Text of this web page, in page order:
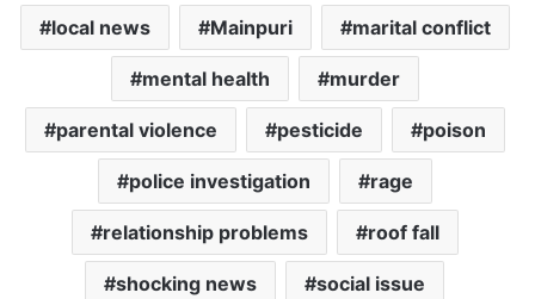
local news Mainpuri marital conflict
mental health murder
parental violence pesticide poison
police investigation rage
relationship problems roof fall
shocking news social issue